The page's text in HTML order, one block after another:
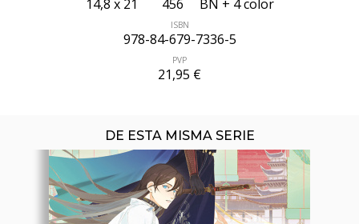
14,8 x 21 456 BN + 4 color
ISBN
978-84-679-7336-5
PVP
21,95 €
DE ESTA MISMA SERIE